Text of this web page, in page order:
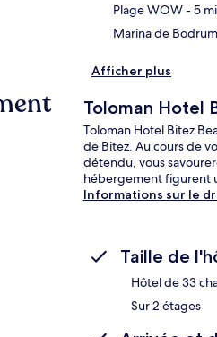
Plage WOW- 5
Marina de Bodrum
Afficher plus
Toloman Hotel
Toloman Hotel Bitez
de Bitez. Au cours de
détendu, vous
hébergement figurent
Informations sur le
Taille de
Hôtel de 33
Sur 2 étages